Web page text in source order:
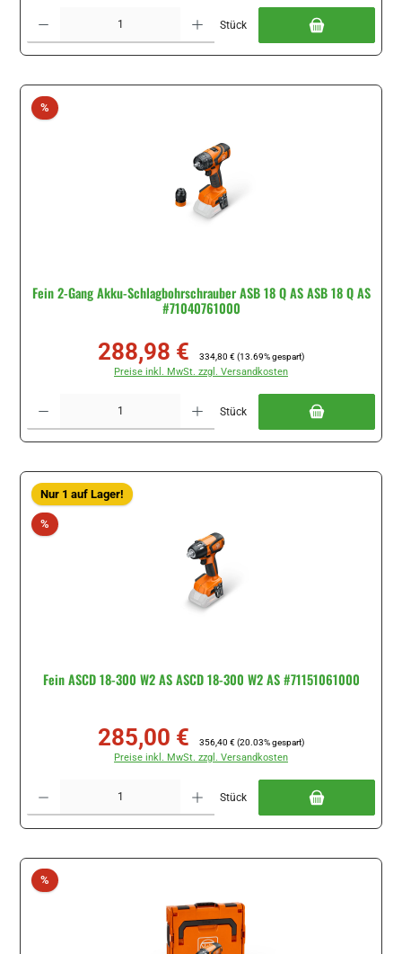
Stück
%Rabatt
Fein 2-Gang Akku-Schlagbohrschrauber ASB 18 Q AS ASB 18 Q AS
#71040761000
Verkaufspreis:
288,98 € 334,80 € (13.69% gespart)
Preise inkl. MwSt. zzgl. Versandkosten
Stück
Nur 1 auf Lager!
%Rabatt
Fein ASCD 18-300 W2 AS ASCD 18-300 W2 AS #71151061000
Verkaufspreis:
285,00 € 356,40 € (20.03% gespart)
Preise inkl. MwSt. zzgl. Versandkosten
Stück
%Rabatt